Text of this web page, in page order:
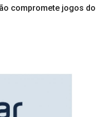
compromete jogos do